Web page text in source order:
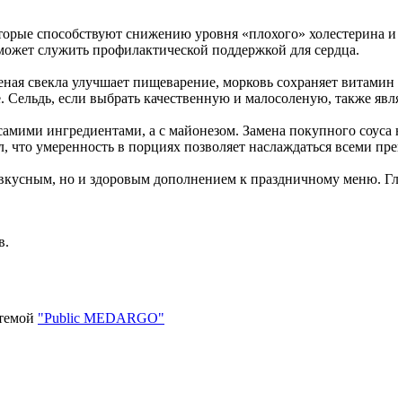
способствуют снижению уровня «плохого» холестерина
служить профилактической поддержкой для сердца.
свекла улучшает пищеварение, морковь сохраняет
если выбрать качественную и малосоленую, также
ингредиентами, а с майонезом. Замена покупного
умеренность в порциях позволяет наслаждаться всеми
но и здоровым дополнением к праздничному меню.
"Public MEDARGO"